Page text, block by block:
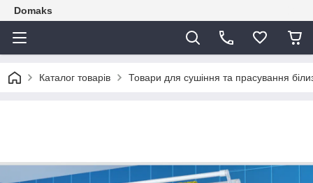
Domaks
Каталог товарів Товари для сушіння та прасування